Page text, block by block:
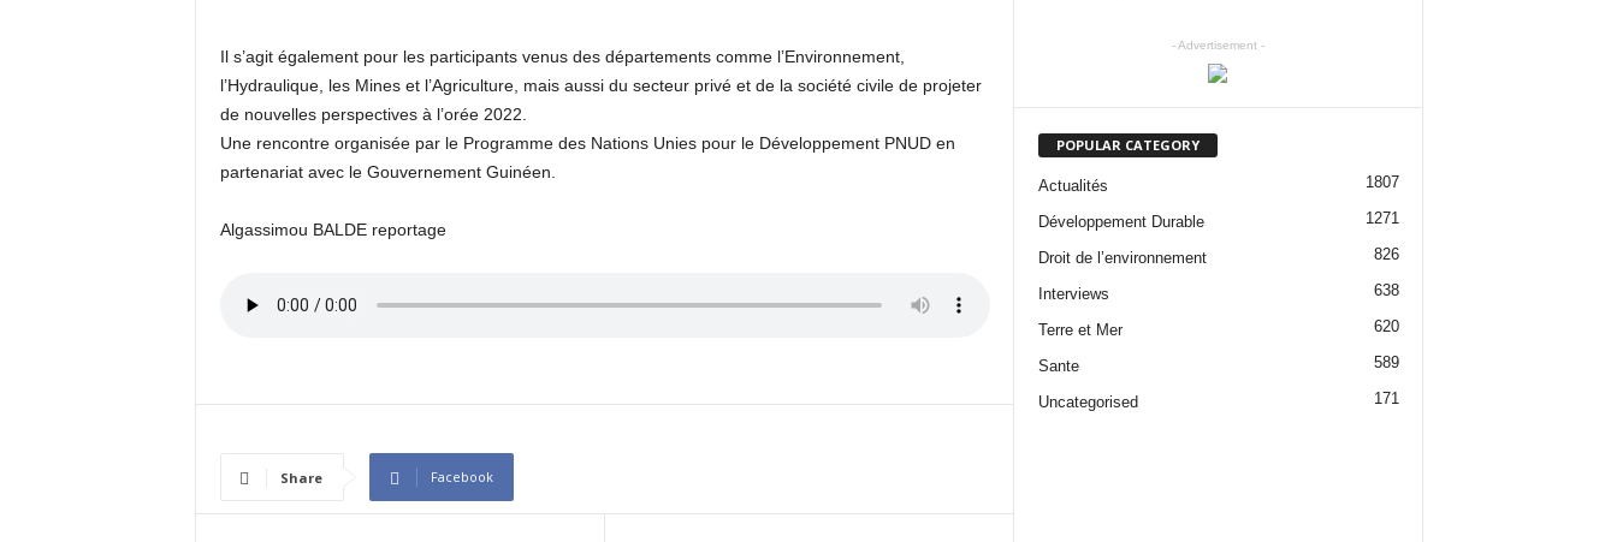
Il s’agit également pour les participants venus des départements comme l’Environnement,
l’Hydraulique, les Mines et l’Agriculture, mais aussi du secteur privé et de la société civile de projeter
de nouvelles perspectives à l’orée 2022.
Une rencontre organisée par le Programme des Nations Unies pour le Développement PNUD en
partenariat avec le Gouvernement Guinéen.
Algassimou BALDE reportage
Share Facebook
- Advertisement -
POPULAR CATEGORY
Actualités 1807
Développement Durable 1271
Droit de l’environnement 826
Interviews 638
Terre et Mer 620
Sante 589
Uncategorised 171